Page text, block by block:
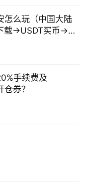
怎么玩（中国大陆
载→USDT买币→交
手续费及
券？